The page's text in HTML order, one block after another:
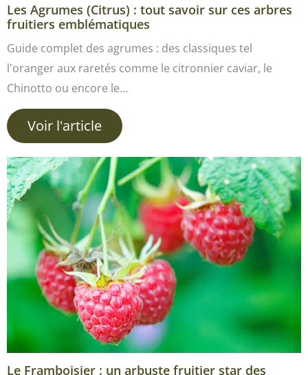
Les Agrumes (Citrus) : tout savoir sur ces arbres
fruitiers emblématiques
Guide complet des agrumes : des classiques tel
l'oranger aux raretés comme le citronnier caviar, le
Chinotto ou encore le…
Voir l'article
Le Framboisier : un arbuste fruitier star des